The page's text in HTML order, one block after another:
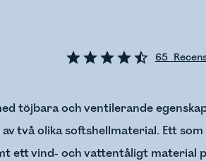
65
töjbara och ventilerande
två olika softshellmaterial. Ett som
ett vind- och vattentåligt material